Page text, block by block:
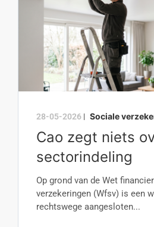
28-05-2026 | Sociale
Cao zegt niets
sectorindeling
Op grond van de Wet
verzekeringen (Wfsv) is een
rechtswege aangesloten...